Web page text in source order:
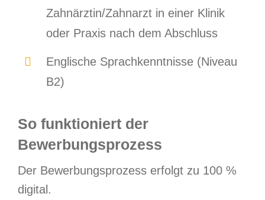
Zahnärztin/Zahnarzt in einer Klinik
oder Praxis nach dem Abschluss
Englische Sprachkenntnisse (Niveau
B2)
So funktioniert der
Bewerbungsprozess
Der Bewerbungsprozess erfolgt zu 100 %
digital.